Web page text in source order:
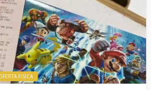
FISICA